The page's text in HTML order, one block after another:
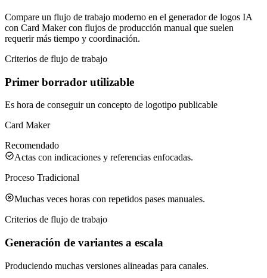
Compare un flujo de trabajo moderno en el generador de logos IA
con Card Maker con flujos de producción manual que suelen
requerir más tiempo y coordinación.
Criterios de flujo de trabajo
Primer borrador utilizable
Es hora de conseguir un concepto de logotipo publicable
Card Maker
Recomendado
Actas con indicaciones y referencias enfocadas.
Proceso Tradicional
Muchas veces horas con repetidos pases manuales.
Criterios de flujo de trabajo
Generación de variantes a escala
Produciendo muchas versiones alineadas para canales.